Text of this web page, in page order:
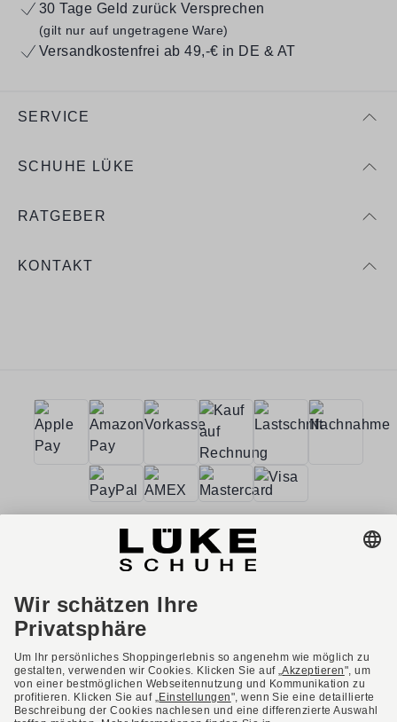
30 Tage Geld zurück Versprechen
(gilt nur auf ungetragene Ware)
Versandkostenfrei ab 49,-€ in DE & AT
SERVICE
SCHUHE LÜKE
RATGEBER
KONTAKT
AGB Barrierefreiheit Impressum